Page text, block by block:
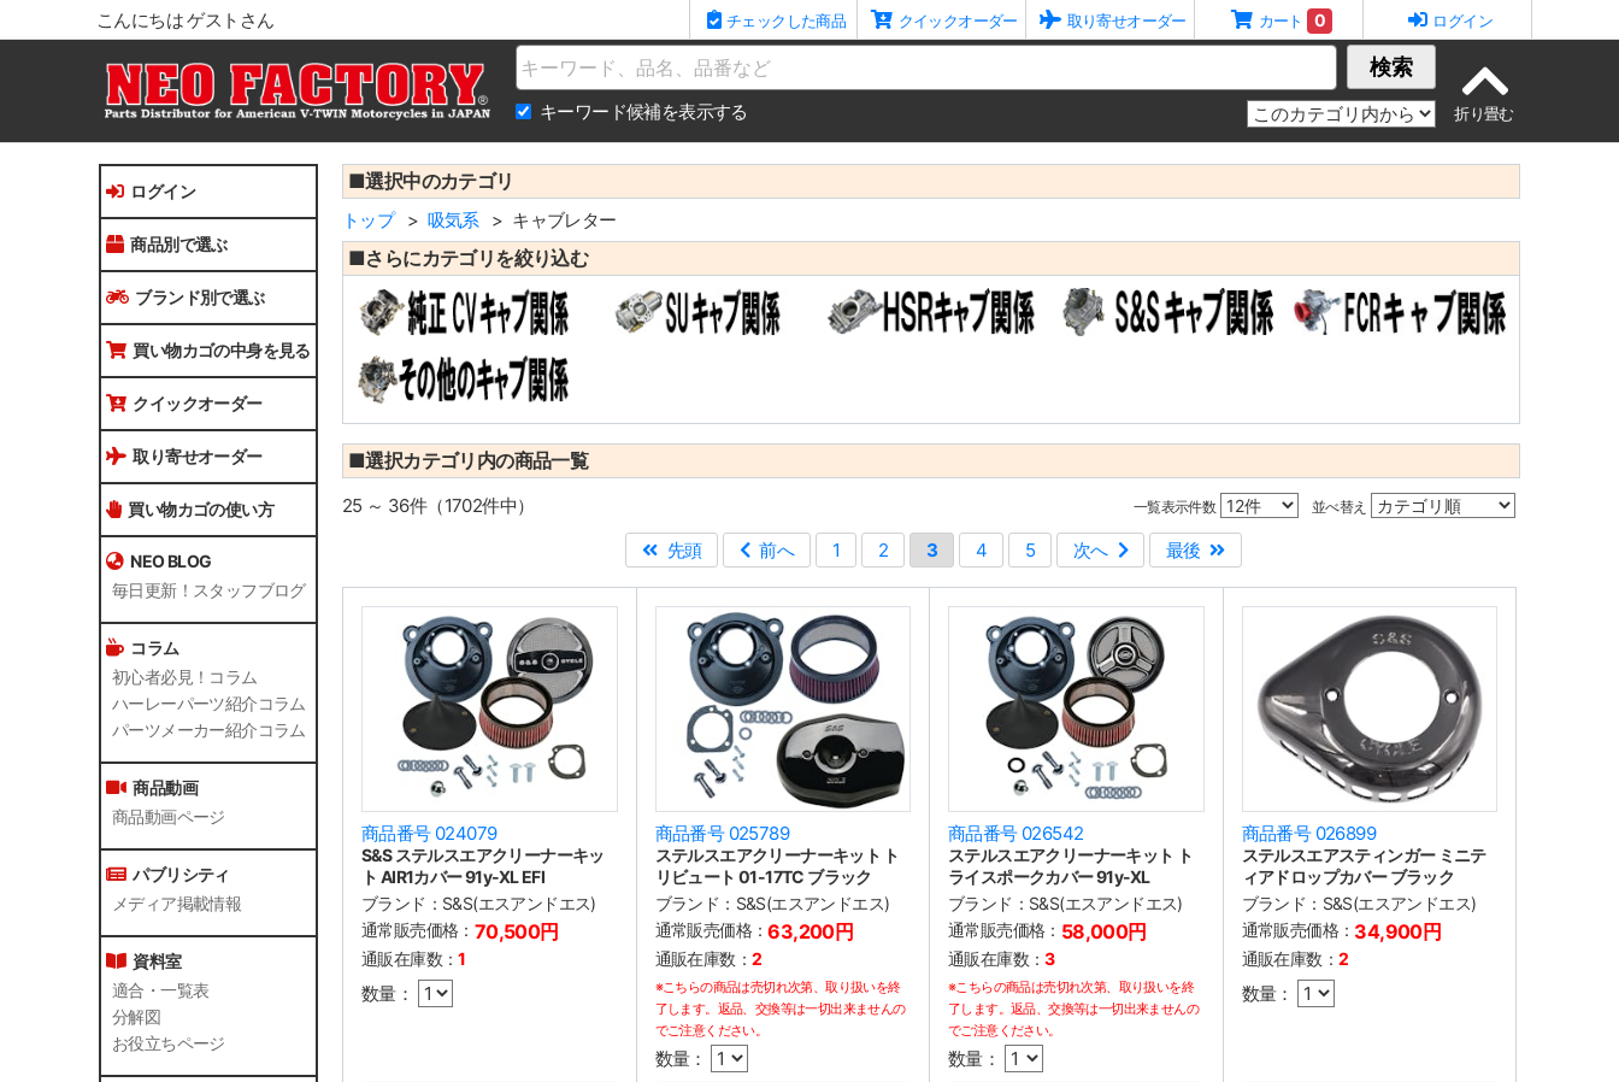
こんにちは ゲストさん チェックした商品 クイックオーダー 取り寄せオーダー カート 0 ログイン
Name 検索
キーワード候補を表示する
ログイン
商品別で選ぶ
ブランド別で選ぶ
買い物カゴの中身を見る
クイックオーダー
取り寄せオーダー
買い物カゴの使い方
NEO BLOG
毎日更新！スタッフブログ
コラム
初心者必見！コラム
ハーレーパーツ紹介コラム
パーツメーカー紹介コラム
商品動画
商品動画ページ
パブリシティ
メディア掲載情報
資料室
適合・一覧表
分解図
お役立ちページ
■選択中のカテゴリ
トップ 吸気系 キャブレター
■さらにカテゴリを絞り込む
■選択カテゴリ内の商品一覧
一覧表示件数 並べ替え
25 ～ 36件（1702件中）
先頭
前へ 1 2 3 4 5 次へ 最後
商品番号 024079
S&S ステルスエアクリーナーキッ
ト AIR1カバー 91y-XL EFI
ブランド： S&S(エスアンドエス)
通常販売価格： 70,500円
通販在庫数：1
数量：
商品番号 025789
ステルスエアクリーナーキット ト
リビュート 01-17TC ブラック
ブランド： S&S(エスアンドエス)
通常販売価格：63,200円
通販在庫数： 2
※こちらの商品は売切れ次第、取り扱いを終
了します。返品、交換等は一切出来ませんの
でご注意ください。
数量：
商品番号 026542
ステルスエアクリーナーキット ト
ライスポークカバー 91y-XL
ブランド： S&S(エスアンドエス)
通常販売価格： 58,000円
通販在庫数：3
※こちらの商品は売切れ次第、取り扱いを終
了します。返品、交換等は一切出来ませんの
でご注意ください。
数量：
商品番号 026899
ステルスエアスティンガー ミニテ
ィアドロップカバー ブラック
ブランド： S&S(エスアンドエス)
通常販売価格： 34,900円
通販在庫数： 2
数量：